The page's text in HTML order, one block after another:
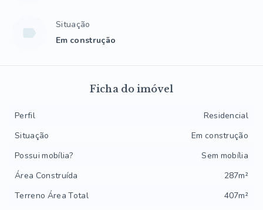
Situação
Em construção
Ficha do imóvel
Perfil
Residencial
Situação
Em construção
Possui mobília?
Sem mobília
Área Construída
287m²
Terreno Área Total
407m²